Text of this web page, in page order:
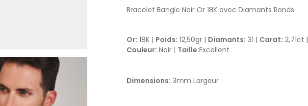
Bracelet Bangle Noir Or 18K avec Diamants Ronds
Or: 18K | Poids: 12,50gr | Diamants: 31 | Carat: 2,71ct |
Couleur: Noir | Taille:Excellent
Dimensions: 3mm Largeur